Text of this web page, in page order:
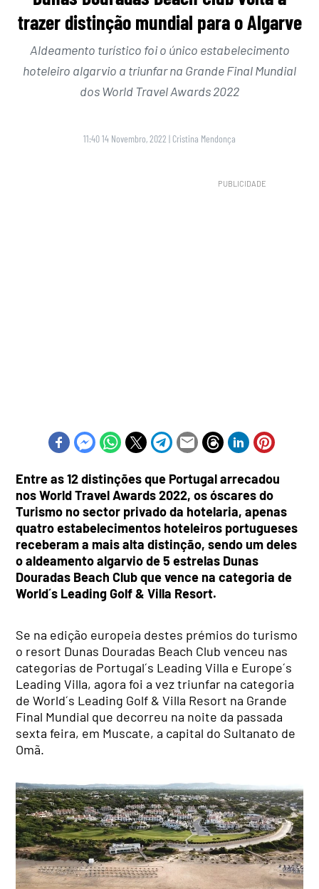
trazer distinção mundial para o Algarve
Aldeamento turístico foi o único estabelecimento
hoteleiro algarvio a triunfar na Grande Final Mundial
dos World Travel Awards 2022
11:40 14 Novembro, 2022 | Cristina Mendonça
Entre as 12 distinções que Portugal arrecadou
nos World Travel Awards 2022, os óscares do
Turismo no sector privado da hotelaria, apenas
quatro estabelecimentos hoteleiros portugueses
receberam a mais alta distinção, sendo um deles
o aldeamento algarvio de 5 estrelas Dunas
Douradas Beach Club que vence na categoria de
World´s Leading Golf & Villa Resort.
Se na edição europeia destes prémios do turismo
o resort Dunas Douradas Beach Club venceu nas
categorias de Portugal´s Leading Villa e Europe´s
Leading Villa, agora foi a vez triunfar na categoria
de World´s Leading Golf & Villa Resort na Grande
Final Mundial que decorreu na noite da passada
sexta feira, em Muscate, a capital do Sultanato de
Omã.